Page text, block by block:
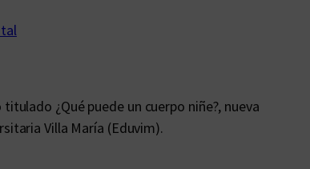
¿Qué puede un cuerpo niñe?, nueva
Villa María (Eduvim).